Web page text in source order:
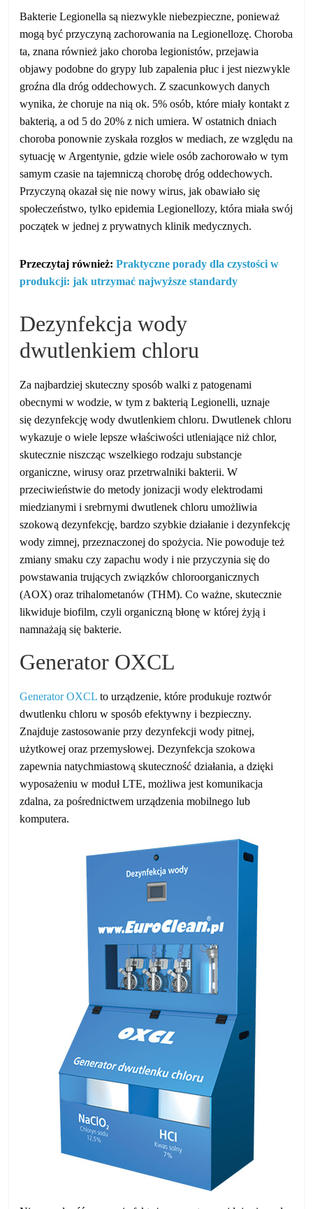
Bakterie Legionella są niezwykle niebezpieczne, ponieważ
mogą być przyczyną zachorowania na Legionellozę. Choroba
ta, znana również jako choroba legionistów, przejawia
objawy podobne do grypy lub zapalenia płuc i jest niezwykle
groźna dla dróg oddechowych. Z szacunkowych danych
wynika, że choruje na nią ok. 5% osób, które miały kontakt z
bakterią, a od 5 do 20% z nich umiera. W ostatnich dniach
choroba ponownie zyskała rozgłos w mediach, ze względu na
sytuację w Argentynie, gdzie wiele osób zachorowało w tym
samym czasie na tajemniczą chorobę dróg oddechowych.
Przyczyną okazał się nie nowy wirus, jak obawiało się
społeczeństwo, tylko epidemia Legionellozy, która miała swój
początek w jednej z prywatnych klinik medycznych.
Przeczytaj również:Praktyczne porady dla czystości w
produkcji: jak utrzymać najwyższe standardy
Dezynfekcja wody
dwutlenkiem chloru
Za najbardziej skuteczny sposób walki z patogenami
obecnymi w wodzie, w tym z bakterią Legionelli, uznaje
się dezynfekcję wody dwutlenkiem chloru. Dwutlenek chloru
wykazuje o wiele lepsze właściwości utleniające niż chlor,
skutecznie niszcząc wszelkiego rodzaju substancje
organiczne, wirusy oraz przetrwalniki bakterii.W
przeciwieństwie do metodyjonizacji wody elektrodami
miedzianymi i srebrnymi dwutlenek chloru umożliwia
szokową dezynfekcję, bardzo szybkie działanie i dezynfekcję
wody zimnej, przeznaczonej do spożycia. Nie powoduje też
zmiany smaku czy zapachu wody i nie przyczynia się do
powstawania trujących związków chloroorganicznych
(AOX) oraz trihalometanów (THM). Co ważne, skutecznie
likwiduje biofilm, czyli organiczną błonę w której żyją i
namnażają się bakterie.
Generator OXCL
Generator OXCL to urządzenie, które produkuje roztwór
dwutlenku chloru w sposób efektywny i bezpieczny.
Znajduje zastosowanie przy dezynfekcji wody pitnej,
użytkowej oraz przemysłowej. Dezynfekcja szokowa
zapewnia natychmiastową skuteczność działania, a dzięki
wyposażeniu w moduł LTE, możliwa jest komunikacja
zdalna, za pośrednictwem urządzenia mobilnego lub
komputera.